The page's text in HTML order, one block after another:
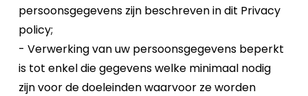
persoonsgegevens zijn beschreven in dit Privacy
policy;
- Verwerking van uw persoonsgegevens beperkt
is tot enkel die gegevens welke minimaal nodig
zijn voor de doeleinden waarvoor ze worden